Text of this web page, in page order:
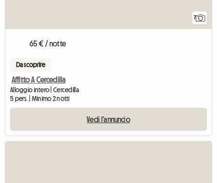
7
65 € / notte
Da scoprire
Affitto A Cercedilla
Alloggio intero | Cercedilla
5 pers. | Minimo 2 notti
Vedi l'annuncio